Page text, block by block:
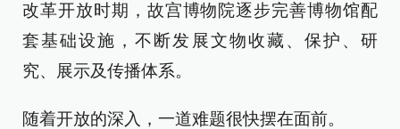
改革开放时期，故宫博物院逐步完善博物馆配
套基础设施，不断发展文物收藏、保护、研
究、展示及传播体系。
随着开放的深入，一道难题很快摆在面前。